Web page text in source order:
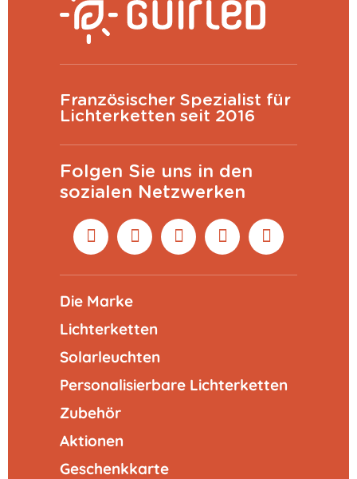
Französischer Spezialist für
Lichterketten seit 2016
Folgen Sie uns in den
sozialen Netzwerken
Die Marke
Lichterketten
Solarleuchten
Personalisierbare Lichterketten
Zubehör
Aktionen
Geschenkkarte